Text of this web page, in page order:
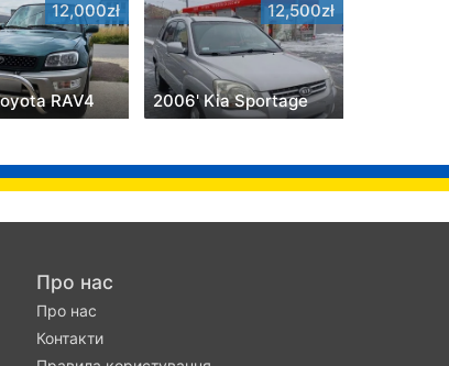
12,000zł
RAV4
12,500zł
2006' Kia Sportage
Про нас
Про нас
Контакти